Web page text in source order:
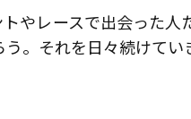
やレースで出会った人
。それを日々続けてい